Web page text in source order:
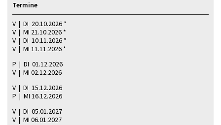
Termine
V | DI 20.10.2026 *
V | MI 21.10.2026 *
V | DI 10.11.2026 *
V | MI 11.11.2026 *
P | DI 01.12.2026
V | MI 02.12.2026
V | DI 15.12.2026
P | MI 16.12.2026
V | DI 05.01.2027
V | MI 06.01.2027